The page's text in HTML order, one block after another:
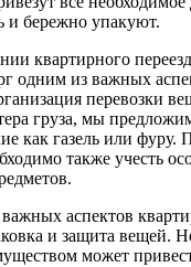
и бережно упакуют.
квартирного
одним из важных
перевозки
груза, мы
как газель или фуру.
также учесть
аспектов
и защита вещей.
может